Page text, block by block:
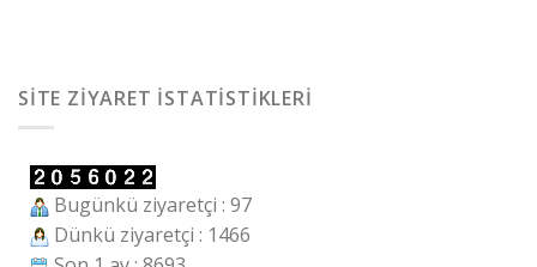
SITE ZIYARET İSTATISTIKLERI
Bugünkü ziyaretçi : 97
Dünkü ziyaretçi : 1466